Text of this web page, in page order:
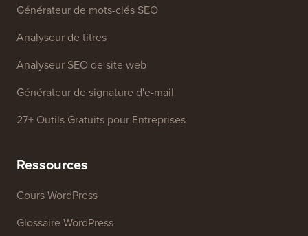
Générateur de mots-clés SEO
Analyseur de titres
Analyseur SEO de site web
Générateur de signature d'e-mail
27+ Outils Gratuits pour Entreprises
Ressources
Cours WordPress
Glossaire WordPress